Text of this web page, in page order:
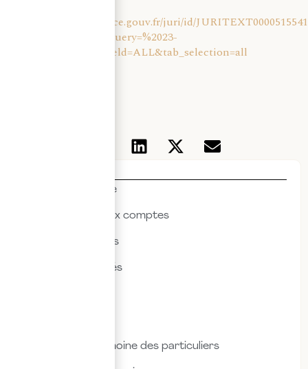
Actualités & veille
Commissariat aux comptes
Droit des affaires
Droit des sociétés
Fiscalité & patrimoine des particuliers
https://www.legifrance.gouv.fr/juri/id/
init=true&page=1&query=%2023-
22389%20&searchField=ALL&tab_selection=all